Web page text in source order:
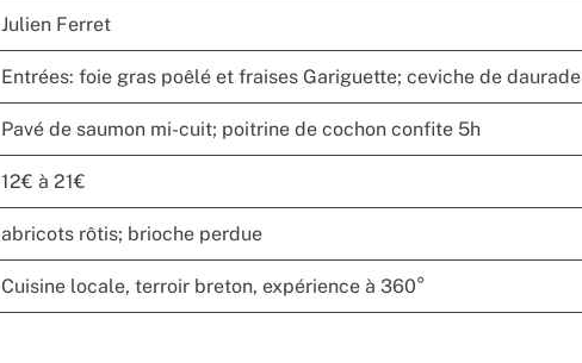
Julien Ferret
Entrées: foie gras poêlé et fraises Gariguette; ceviche de daurade
Pavé de saumon mi-cuit; poitrine de cochon confite 5h
12€ à 21€
abricots rôtis; brioche perdue
Cuisine locale, terroir breton, expérience à 360°